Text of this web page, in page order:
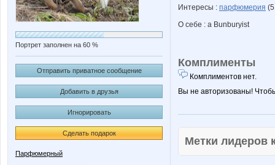
Портрет заполнен на 60 %
Отправить приватное сообщение
Добавить в друзья
Игнорировать
Сделать подарок
Парфюмерный
Интересы : парфюмерия
О себе : a Bunburyist
Комплименты
Комплиментов нет.
Вы не авторизованы!
Метки